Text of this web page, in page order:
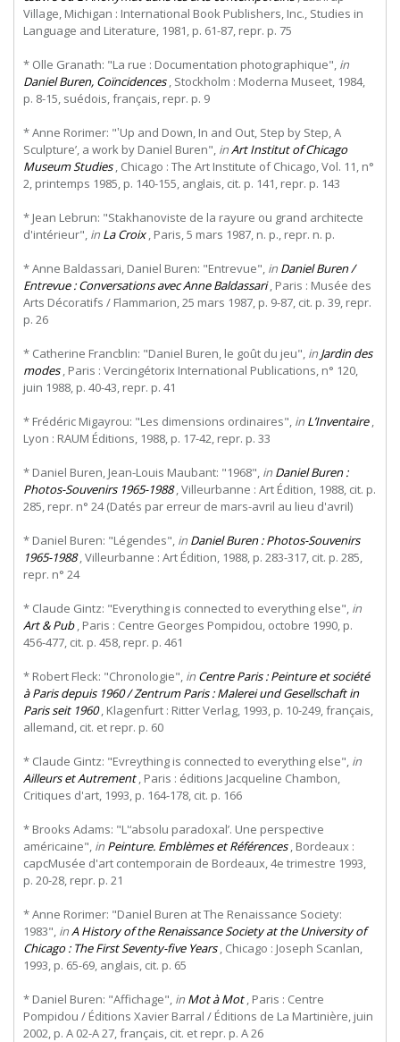
Village, Michigan : International Book Publishers, Inc., Studies in
Language and Literature, 1981, p. 61-87, repr. p. 75
* Olle Granath: "La rue : Documentation photographique", in
Daniel Buren, Coïncidences, Stockholm : Moderna Museet, 1984,
p. 8-15, suédois, français, repr. p. 9
* Anne Rorimer: "‛Up and Down, In and Out, Step by Step, A
Sculpture’, a work by Daniel Buren", inArt Institut of Chicago
Museum Studies, Chicago : The Art Institute of Chicago, Vol. 11, n°
2, printemps 1985, p. 140-155, anglais, cit. p. 141, repr. p. 143
* Jean Lebrun: "Stakhanoviste de la rayure ou grand architecte
d'intérieur", in La Croix, Paris, 5 mars 1987, n. p., repr. n. p.
* Anne Baldassari, Daniel Buren: "Entrevue", in Daniel Buren /
Entrevue : Conversations avec Anne Baldassari, Paris : Musée des
Arts Décoratifs / Flammarion, 25 mars 1987, p. 9-87, cit. p. 39, repr.
p. 26
* Catherine Francblin: "Daniel Buren, le goût du jeu", in Jardin des
modes, Paris : Vercingétorix International Publications, n° 120,
juin 1988, p. 40-43, repr. p. 41
* Frédéric Migayrou: "Les dimensions ordinaires", in L’Inventaire,
Lyon : RAUM Éditions, 1988, p. 17-42, repr. p. 33
* Daniel Buren, Jean-Louis Maubant: "1968", in Daniel Buren :
Photos-Souvenirs 1965-1988, Villeurbanne : Art Édition, 1988, cit. p.
285, repr. n° 24 (Datés par erreur de mars-avril au lieu d'avril)
* Daniel Buren: "Légendes", in Daniel Buren : Photos-Souvenirs
1965-1988, Villeurbanne : Art Édition, 1988, p. 283-317, cit. p. 285,
repr. n° 24
* Claude Gintz: "Everything is connected to everything else", in
Art & Pub, Paris : Centre Georges Pompidou, octobre 1990, p.
456-477, cit. p. 458, repr. p. 461
* Robert Fleck: "Chronologie", in Centre Paris : Peinture et société
à Paris depuis 1960 / Zentrum Paris : Malerei und Gesellschaft in
Paris seit 1960, Klagenfurt : Ritter Verlag, 1993, p. 10-249, français,
allemand, cit. et repr. p. 60
* Claude Gintz: "Evreything is connected to everything else", in
Ailleurs et Autrement, Paris : éditions Jacqueline Chambon,
Critiques d'art, 1993, p. 164-178, cit. p. 166
* Brooks Adams: "L'‘absolu paradoxal’. Une perspective
américaine", in Peinture. Emblèmes et Références, Bordeaux :
capcMusée d'art contemporain de Bordeaux, 4e trimestre 1993,
p. 20-28, repr. p. 21
* Anne Rorimer: "Daniel Buren at The Renaissance Society:
1983", inA History of the Renaissance Society at the University of
Chicago : The First Seventy-five Years, Chicago : Joseph Scanlan,
1993, p. 65-69, anglais, cit. p. 65
* Daniel Buren: "Affichage", in Mot à Mot, Paris : Centre
Pompidou / Éditions Xavier Barral / Éditions de La Martinière, juin
2002, p. A 02-A 27, français, cit. et repr. p. A 26